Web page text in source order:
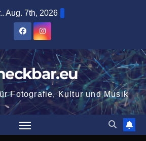
Aug. 7th, 2026
Fotografie, Kultur und Musik